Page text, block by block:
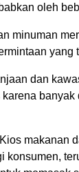
oleh
minuman
yang
dan
Kios makanan
konsumen,